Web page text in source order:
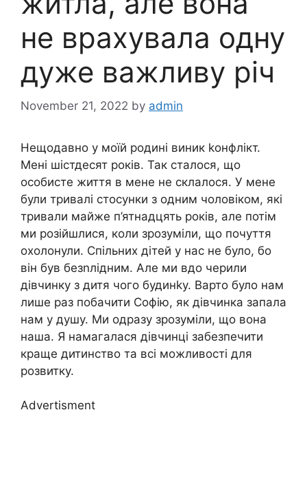
не врахувала одну
дуже важливу річ
November 21, 2022 by admin
Нещодавно у моїй родині виник kонфлікт.
Мені шістдесят років. Так сталося, що
особисте життя в мене не склалося. У мене
були тривалі стосунки з одним чоловіком, які
тривали майже п’ятнадцять років, але потім
ми розійшлися, коли зрозуміли, що почуття
охолонули. Спільних дітей у нас не було, бо
він був безnлідним. Але ми вдо черили
дівчинку з дитя чого будинkу. Варто було нам
лише раз побачити Софію, як дівчинка запала
нам у душу. Ми одразу зрозуміли, що вона
наша. Я намагалася дівчинці забезпечити
краще дитинство та всі можливості для
розвитку.
Advertisment